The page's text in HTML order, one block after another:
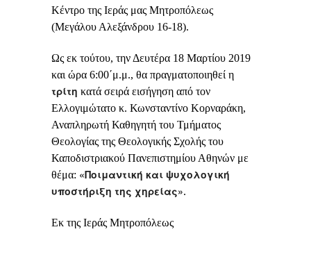
Κέντρο της Ιεράς μας Μητροπόλεως
(Μεγάλου Αλεξάνδρου 16-18).
Ως εκ τούτου, την Δευτέρα 18 Μαρτίου 2019
και ώρα 6:00΄μ.μ., θα πραγματοποιηθεί η
τρίτη κατά σειρά εισήγηση από τον
Ελλογιμώτατο κ. Κωνσταντίνο Κορναράκη,
Αναπληρωτή Καθηγητή του Τμήματος
Θεολογίας της Θεολογικής Σχολής του
Καποδιστριακού Πανεπιστημίου Αθηνών με
θέμα: «Ποιμαντική και ψυχολογική
υποστήριξη της χηρείας».
Εκ της Ιεράς Μητροπόλεως